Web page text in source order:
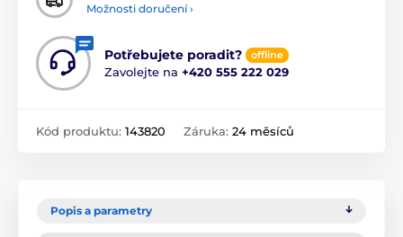
Možnosti doručení ›
Potřebujete poradit? offline
Zavolejte na +420 555 222 029
Kód produktu: 143820 Záruka: 24 měsíců
Popis a parametry